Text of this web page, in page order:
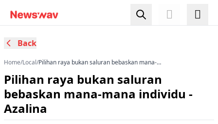
Back
Home/Local/Pilihan raya bukan saluran bebaskan mana-
Pilihan raya bukan saluran
bebaskan mana-mana individu -
Azalina